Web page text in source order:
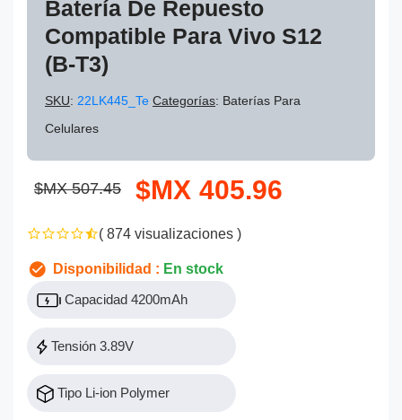
Batería De Repuesto
Compatible Para Vivo S12
(B-T3)
SKU: 22LK445_Te Categorías: Baterías Para
Celulares
$MX 507.45 $MX 405.96
( 874 visualizaciones )
Disponibilidad : En stock
Capacidad 4200mAh
Tensión 3.89V
Tipo Li-ion Polymer